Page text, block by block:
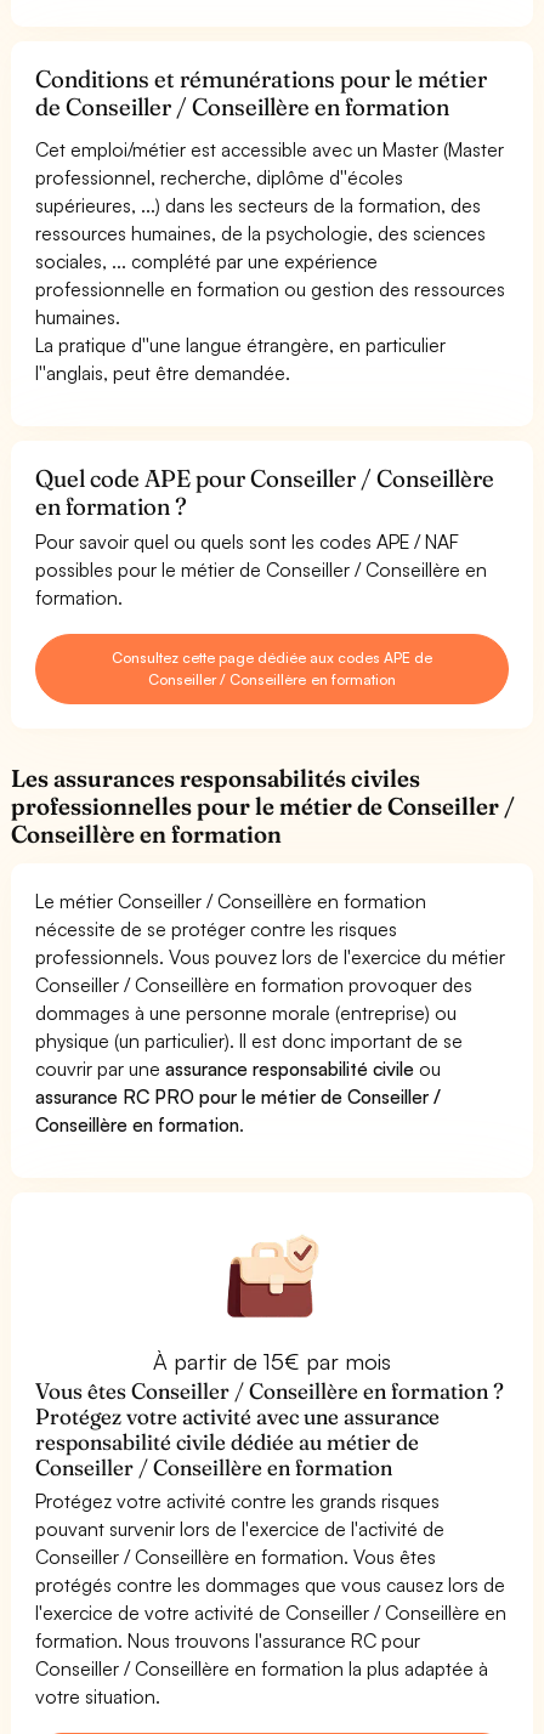
Conditions et rémunérations pour le métier
de Conseiller / Conseillère en formation
Cet emploi/métier est accessible avec un Master (Master
professionnel, recherche, diplôme d''écoles
supérieures, ...) dans les secteurs de la formation, des
ressources humaines, de la psychologie, des sciences
sociales, ... complété par une expérience
professionnelle en formation ou gestion des ressources
humaines.
La pratique d''une langue étrangère, en particulier
l''anglais, peut être demandée.
Quel code APE pour Conseiller / Conseillère
en formation ?
Pour savoir quel ou quels sont les codes APE / NAF
possibles pour le métier de Conseiller / Conseillère en
formation.
Consultez cette page dédiée aux codes APE de
Conseiller / Conseillère en formation
Les assurances responsabilités civiles
professionnelles pour le métier de Conseiller /
Conseillère en formation
Le métier Conseiller / Conseillère en formation
nécessite de se protéger contre les risques
professionnels. Vous pouvez lors de l'exercice du métier
Conseiller / Conseillère en formation provoquer des
dommages à une personne morale (entreprise) ou
physique (un particulier). Il est donc important de se
couvrir par uneassurance responsabilité civile ou
assurance RC PRO pour le métier de Conseiller /
Conseillère en formation.
À partir de 15€ par mois
Vous êtes Conseiller / Conseillère en formation ?
Protégez votre activité avec une assurance
responsabilité civile dédiée au métier de
Conseiller / Conseillère en formation
Protégez votre activité contre les grands risques
pouvant survenir lors de l'exercice de l'activité de
Conseiller / Conseillère en formation. Vous êtes
protégés contre les dommages que vous causez lors de
l'exercice de votre activité de Conseiller / Conseillère en
formation. Nous trouvons l'assurance RC pour
Conseiller / Conseillère en formation la plus adaptée à
votre situation.